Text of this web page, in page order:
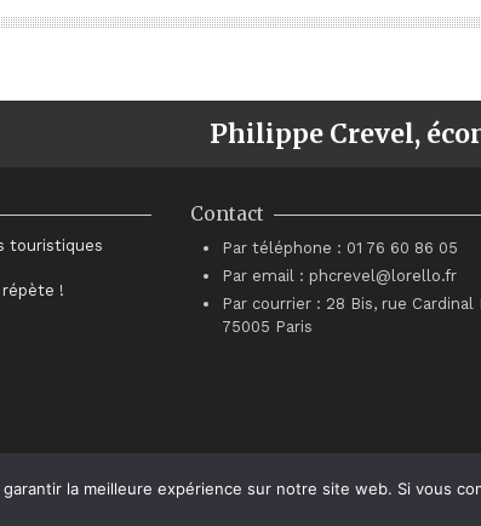
Philippe Crevel,
touristiques
répète !
Contact
Par téléphone : 01 76 60 86 05
Par email : phcrevel@lorello.fr
Par courrier : 28 Bis, rue
75005 Paris
la meilleure expérience sur notre site web. Si vous